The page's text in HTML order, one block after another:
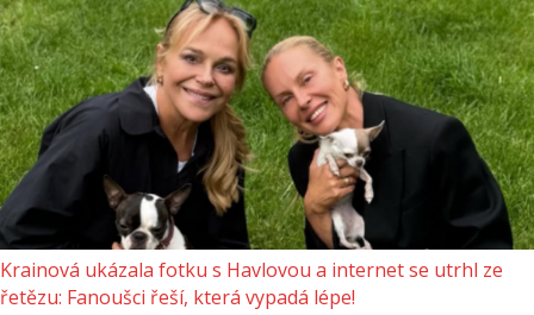
Krainová ukázala fotku s Havlovou a internet se utrhl ze
řetězu: Fanoušci řeší, která vypadá lépe!